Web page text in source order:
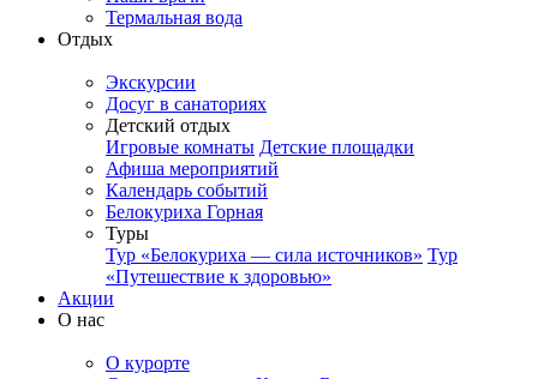
Термальная вода
Отдых
Экскурсии
Досуг в санаториях
Детский отдых
Игровые комнаты Детские площадки
Афиша мероприятий
Календарь событий
Белокуриха Горная
Туры
Тур «Белокуриха — сила источников» Тур
«Путешествие к здоровью»
Акции
О нас
О курорте